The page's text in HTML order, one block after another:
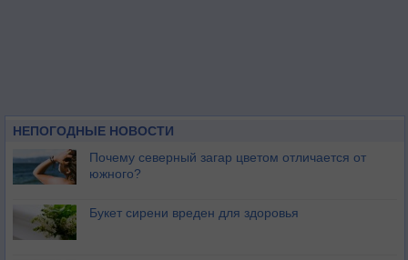
НЕПОГОДНЫЕ НОВОСТИ
Почему северный загар цветом отличается от
южного?
Букет сирени вреден для здоровья